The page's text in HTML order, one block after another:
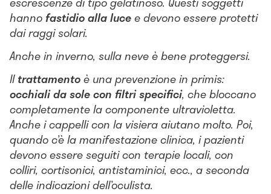
hanno fastidio alla lucee devono essere protetti
dai raggi solari.
Anche in inverno, sulla neve è bene proteggersi.
Iltrattamentoè una prevenzione in primis:
occhiali da sole con filtri specifici, che bloccano
completamente la componente ultravioletta.
Anche i cappelli con la visiera aiutano molto. Poi,
quando c’è la manifestazione clinica, i pazienti
devono essere seguiti con terapie locali, con
colliri, cortisonici, antistaminici, ecc., a seconda
delle indicazioni dell’oculista.